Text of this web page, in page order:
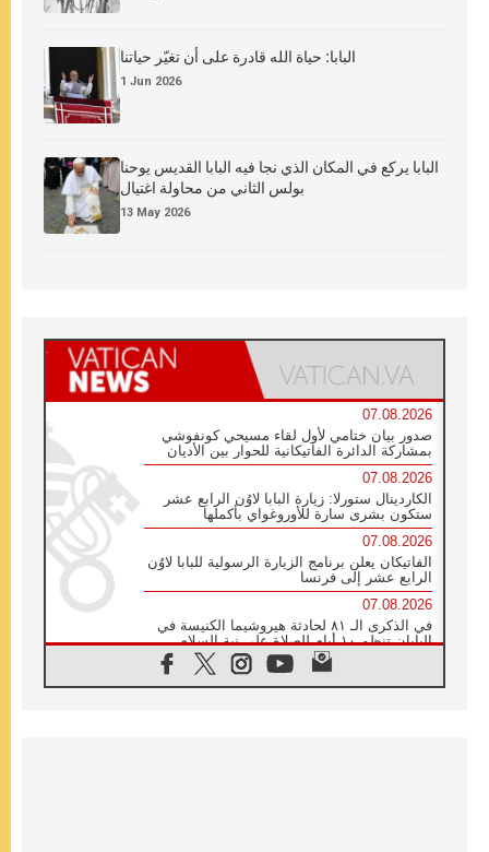
البابا: حياة الله قادرة على أن تغيّر حياتنا
1 Jun 2026
البابا يركع في المكان الذي نجا فيه البابا القديس يوحنا
بولس الثاني من محاولة اغتيال
13 May 2026
07.08.2026
صدور بيان ختامي لأول لقاء مسيحي كونفوشي
بمشاركة الدائرة الفاتيكانية للحوار بين الأديان
07.08.2026
الكاردينال ستورلا: زيارة البابا لاوُن الرابع عشر
ستكون بشرى سارة للأوروغواي بأكملها
07.08.2026
الفاتيكان يعلن برنامج الزيارة الرسولية للبابا لاوُن
الرابع عشر إلى فرنسا
07.08.2026
في الذكرى الـ ٨١ لحادثة هيروشيما الكنيسة في
اليابان تنظم ١٠ أيام للصلاة على نية السلام
الكنيسة في الأوروغواي: زيارة البابا ستعزز